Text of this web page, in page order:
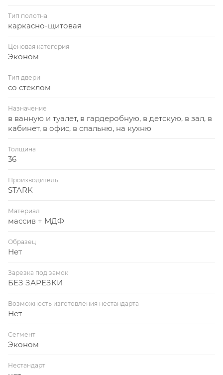
Тип полотна
каркасно-щитовая
Ценовая категория
Эконом
Тип двери
со стеклом
Назначение
в ванную и туалет, в гардеробную, в детскую, в зал, в
кабинет, в офис, в спальню, на кухню
Толщина
36
Производитель
STARK
Материал
массив + МДФ
Образец
Нет
Зарезка под замок
БЕЗ ЗАРЕЗКИ
Возможность изготовления нестандарта
Нет
Сегмент
Эконом
Нестандарт